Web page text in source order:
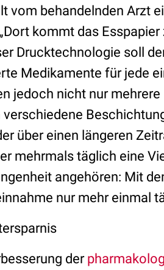
vom behandelnden Arzt
kommt das
Drucktechnologie soll
Medikamente für jede
jedoch nicht nur
verschiedene
über einen längeren
mehrmals täglich eine
angehören: Mit
nur mehr einmal
der